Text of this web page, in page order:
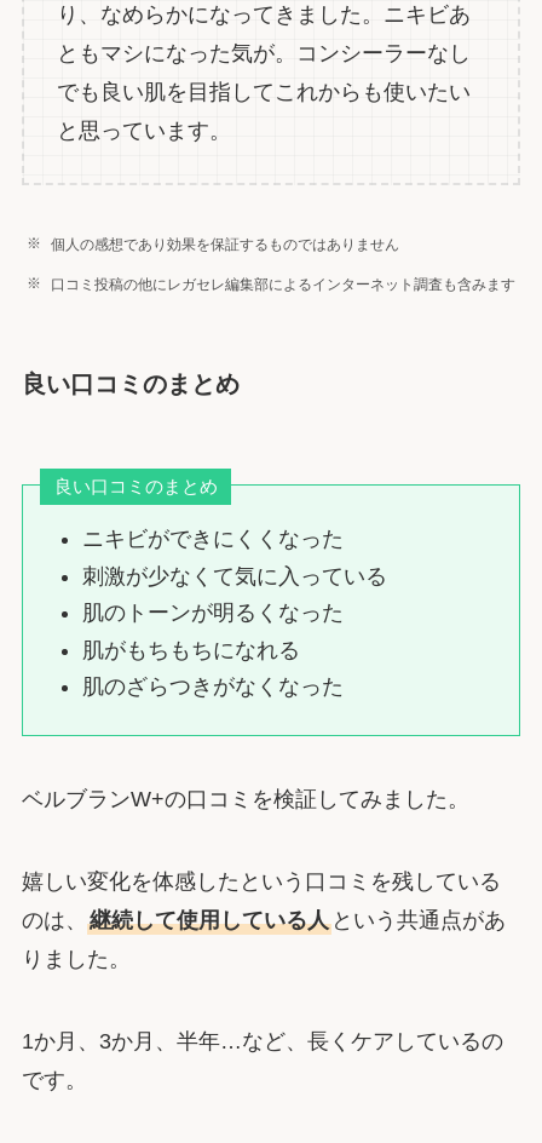
り、なめらかになってきました。ニキビあ
ともマシになった気が。コンシーラーなし
でも良い肌を目指してこれからも使いたい
と思っています。
個人の感想であり効果を保証するものではありません
口コミ投稿の他にレガセレ編集部によるインターネット調査も含みます
良い口コミのまとめ
良い口コミのまとめ
ニキビができにくくなった
刺激が少なくて気に入っている
肌のトーンが明るくなった
肌がもちもちになれる
肌のざらつきがなくなった
ベルブランW+の口コミを検証してみました。
嬉しい変化を体感したという口コミを残している
のは、 継続して使用している人という共通点があ
りました。
1か月、3か月、半年…など、長くケアしているの
です。